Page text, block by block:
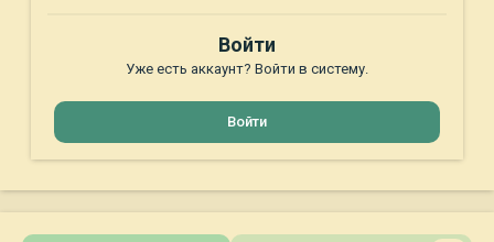
Войти
Уже есть аккаунт? Войти в систему.
Войти